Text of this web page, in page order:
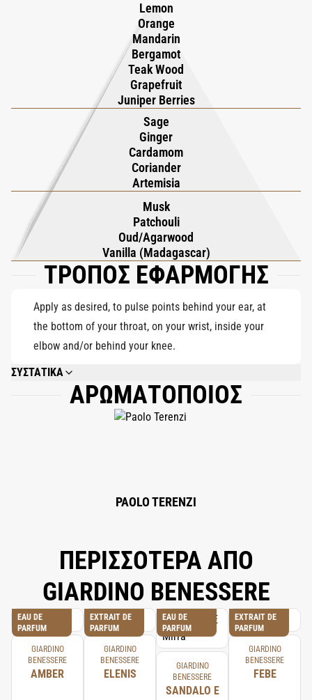
εσπεριδοειδών και μπαχαρικών, όπου το λεμόνι Sorrento, το
περγαμόντο Reggio Calabria, το πορτοκάλι Βραζιλίας και το
μανταρίνι Αμάλφι συγκρούονται με την έντονη φωτεινότητα
του γκρέιπφρουτ Σικελίας. Αυτή η φωτεινή αρχή
ενεργοποιείται από το πράσινο, ρητινώδες δάγκωμα των
μούρων αρκεύθου και το ζεστό, ξυλώδες βάθος του
ινδονησιακού τικ. Η καρδιά ξεδιπλώνεται σε έναν ισχυρό
αρωματικό πυρήνα φασκόμηλου και αρτεμισίας, τονισμένο από
τον πικάντικο κόλιανδρο, το κάρδαμο της Γουατεμάλας και το
ζωντανό τζίντζερ. Στη βάση, η σύνθεση εγκαθίσταται σε μια
βαθιά, αισθησιακή βάση από ούτι Καμπότζης και πατσουλί
Σιγκαπούρης, μαλακωμένα από βανίλια Μαδαγασκάρης και
τυλιγμένα στη μαγνητική ζεστασιά του μόσχου. Το Stereope
είναι ο βρυχηθμός της βροντής που αποτυπώνεται σε άρωμα—
Lemon
Orange
Mandarin
Bergamot
Teak Wood
Grapefruit
Juniper Berries
Sage
Ginger
Cardamom
Coriander
Artemisia
Musk
Patchouli
Oud/Agarwood
Vanilla (Madagascar)
ΤΡΟΠΟΣ ΕΦΑΡΜΟΓΗΣ
Apply as desired, to pulse points behind your ear, at
the bottom of your throat, on your wrist, inside your
elbow and/or behind your knee.
ΣΥΣΤΑΤΙΚΑ
ALCOHOL DENAT., PARFUM (FRAGRANCE), LIMONENE, LINALOOL, HEXYL
CINNAMAL, CITRONELLOL, CITRAL, GERANIOL, BENZYL ALCOHOL,
HYDROXYCITRONELLAL, FARNESOL.
ΑΡΩΜΑΤΟΠΟΙΟΣ
PAOLO TERENZI
ΠΕΡΙΣΣΟΤΕΡΑ ΑΠΟ
GIARDINO BENESSERE
EAU DE
PARFUM
GIARDINO
BENESSERE
AMBER
EXTRAIT DE
PARFUM
GIARDINO
BENESSERE
ELENIS
EAU DE
PARFUM
GIARDINO
BENESSERE
SANDALO E
EXTRAIT DE
PARFUM
GIARDINO
BENESSERE
FEBE